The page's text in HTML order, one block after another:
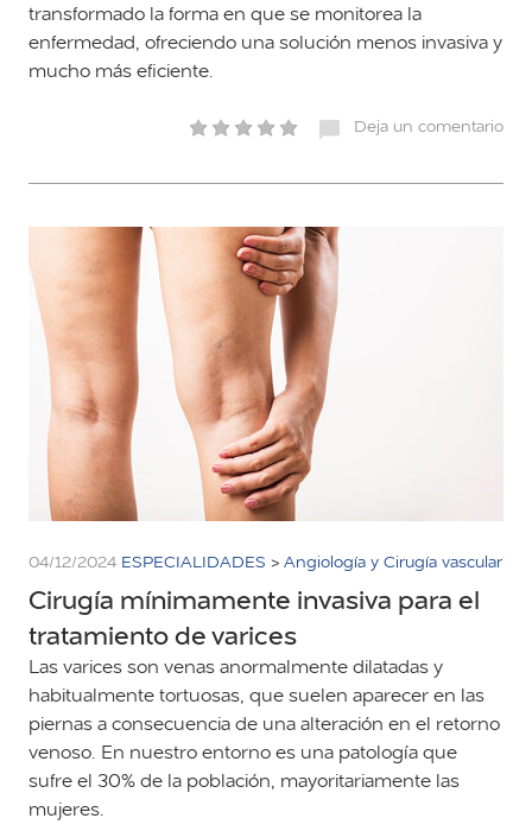
transformado la forma en que se monitorea la
enfermedad, ofreciendo una solución menos invasiva y
mucho más eficiente.
Deja un comentario
04/12/2024 ESPECIALIDADES > Angiología y Cirugía vascular
Cirugía mínimamente invasiva para el
tratamiento de varices
Las varices son venas anormalmente dilatadas y
habitualmente tortuosas, que suelen aparecer en las
piernas a consecuencia de una alteración en el retorno
venoso. En nuestro entorno es una patología que
sufre el 30% de la población, mayoritariamente las
mujeres.